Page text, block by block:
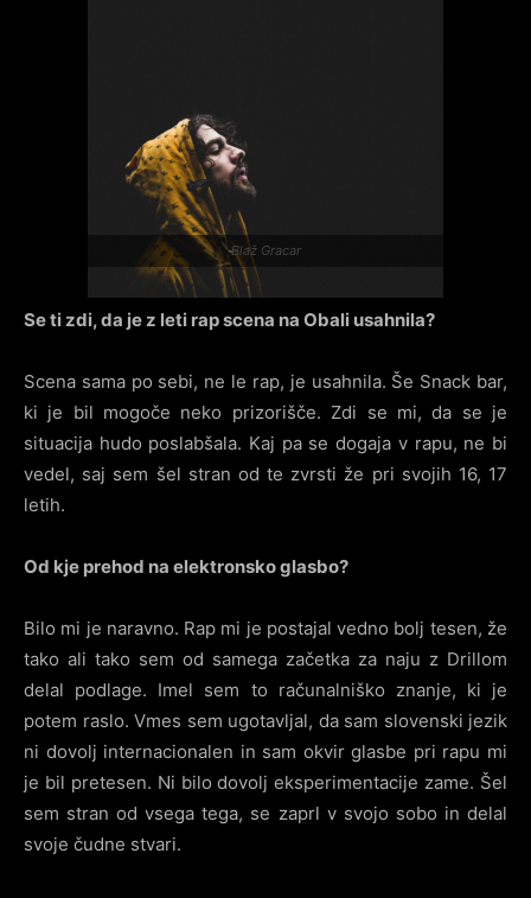
Blaž Gracar
Se ti zdi, da je z leti rap scena na Obali usahnila?
Scena sama po sebi, ne le rap, je usahnila. Še Snack bar,
ki je bil mogoče neko prizorišče. Zdi se mi, da se je
situacija hudo poslabšala. Kaj pa se dogaja v rapu, ne bi
vedel, saj sem šel stran od te zvrsti že pri svojih 16, 17
letih.
Od kje prehod na elektronsko glasbo?
Bilo mi je naravno. Rap mi je postajal vedno bolj tesen, že
tako ali tako sem od samega začetka za naju z Drillom
delal podlage. Imel sem to računalniško znanje, ki je
potem raslo. Vmes sem ugotavljal, da sam slovenski jezik
ni dovolj internacionalen in sam okvir glasbe pri rapu mi
je bil pretesen. Ni bilo dovolj eksperimentacije zame. Šel
sem stran od vsega tega, se zaprl v svojo sobo in delal
svoje čudne stvari.